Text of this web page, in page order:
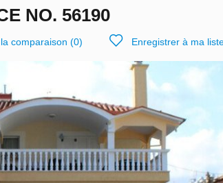
NO. 56190
comparaison (0) Enregistrer à ma